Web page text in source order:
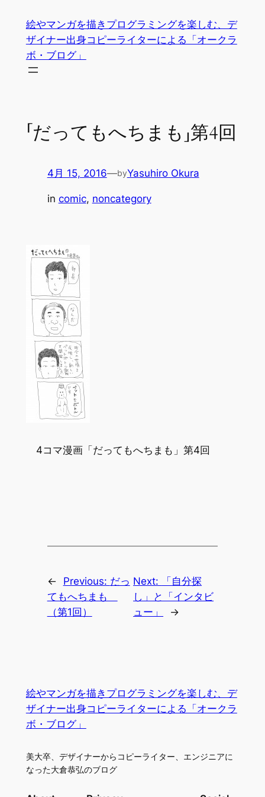
絵やマンガを描きプログラミングを楽しむ、デ
ザイナー出身コピーライターによる「オークラ
ボ・ブログ」
「だってもへちまも」第4回
4月 15, 2016—byYasuhiro Okura
in comic, noncategory
4コマ漫画「だってもへちまも」第4回
← Previous: だっ
てもへちまも
（第1回）
Next:
「自分探
し」と「インタビ
ュー」
→
絵やマンガを描きプログラミングを楽しむ、デ
ザイナー出身コピーライターによる「オークラ
ボ・ブログ」
美大卒、デザイナーからコピーライター、エンジニアに
なった大倉恭弘のブログ